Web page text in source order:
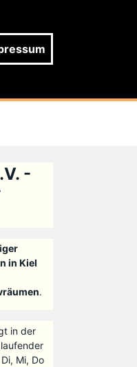
-
in Kiel
.
in der
Mi, Do